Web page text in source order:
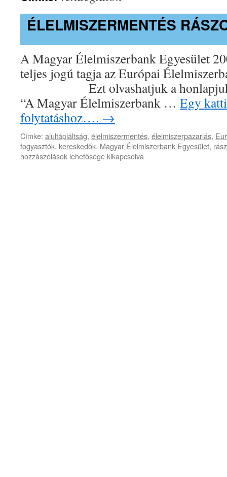
ÉLELMISZERMENTÉS
A Magyar Élelmiszerbank Egyesület
teljes jogú tagja az Európai
Ezt olvashatjuk a
“A Magyar Élelmiszerbank … Egy
folytatáshoz…. →
Címke: alultápláltság, élelmiszermentés, élelmiszerpazarlás,
fogyasztók, kereskedők, Magyar Élelmiszerbank Egyesület,
hozzászólások lehetősége kikapcsolva